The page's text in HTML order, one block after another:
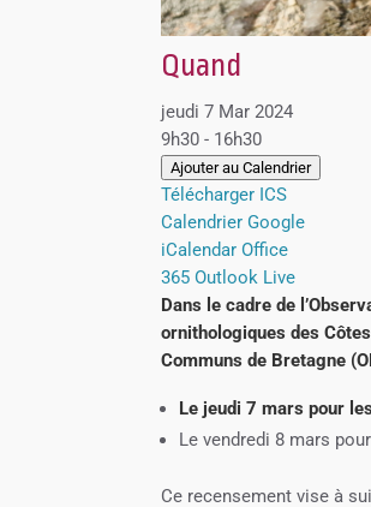
Quand
jeudi 7 Mar 2024
9h30 - 16h30
Ajouter au Calendrier
Télécharger ICS
Calendrier Google
iCalendar Office
365 Outlook Live
Dans le cadre de
ornithologiques des
Communs de Bretagne
Le jeudi 7 mars pour
Le vendredi 8 mars
Ce recensement vise à